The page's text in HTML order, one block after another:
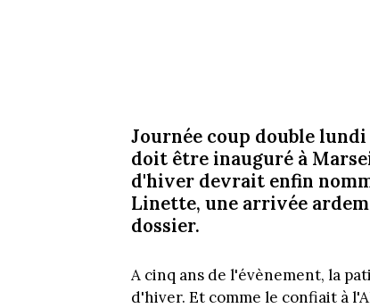
Journée coup double
doit être inauguré à
d'hiver devrait enfin
Linette, une arrivée
dossier.
A cinq ans de l'évènement, la
d'hiver. Et comme le confiait à